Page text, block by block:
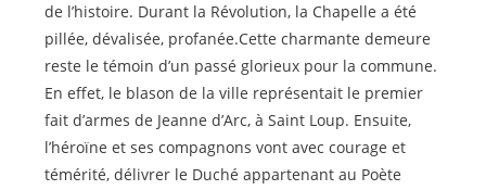
de l’histoire. Durant la Révolution, la Chapelle a été
pillée, dévalisée, profanée.Cette charmante demeure
reste le témoin d’un passé glorieux pour la commune.
En effet, le blason de la ville représentait le premier
fait d’armes de Jeanne d’Arc, à Saint Loup. Ensuite,
l’héroïne et ses compagnons vont avec courage et
témérité, délivrer le Duché appartenant au Poète